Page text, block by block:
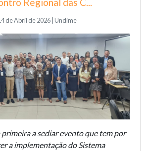
Regional das C...
de Abril de 2026 | Undime
primeira a sediar evento que tem por
a implementação do Sistema